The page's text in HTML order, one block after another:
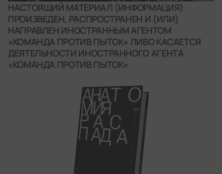
НАСТОЯЩИЙ МАТЕРИАЛ (ИНФОРМАЦИЯ)
ПРОИЗВЕДЕН, РАСПРОСТРАНЕН И (ИЛИ)
НАПРАВЛЕН ИНОСТРАННЫМ АГЕНТОМ
«КОМАНДА ПРОТИВ ПЫТОК» ЛИБО КАСАЕТСЯ
ДЕЯТЕЛЬНОСТИ ИНОСТРАННОГО АГЕНТА
«КОМАНДА ПРОТИВ ПЫТОК»